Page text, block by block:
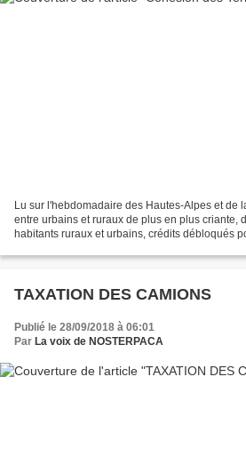
Lu sur l'hebdomadaire des Hautes-Alpes et de
entre urbains et ruraux de plus en plus criante,
habitants ruraux et urbains, crédits débloqués
TAXATION DES CAMIONS
Publié le 28/09/2018 à 06:01
Par La voix de NOSTERPACA